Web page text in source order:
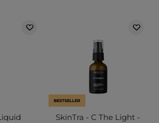
BESTSELLER
SkinTra - C The Light -